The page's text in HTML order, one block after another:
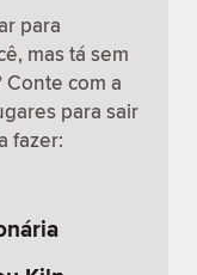
para
mas tá sem
com a
para sair
fazer: